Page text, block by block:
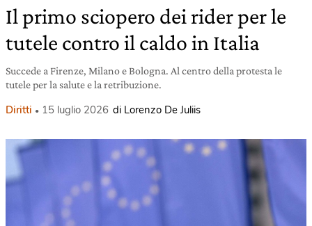
Il primo sciopero dei rider per le
tutele contro il caldo in Italia
Succede a Firenze, Milano e Bologna. Al centro della protesta le
tutele per la salute e la retribuzione.
Diritti 15 luglio 2026 di Lorenzo De Juliis